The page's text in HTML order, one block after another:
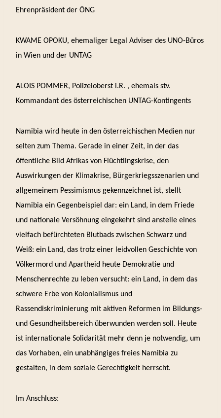
Ehrenpräsident der ÖNG
KWAME OPOKU, ehemaliger Legal Adviser des UNO-Büros
in Wien und der UNTAG
ALOIS POMMER, Polizeioberst i.R. , ehemals stv.
Kommandant des österreichischen UNTAG-Kontingents
Namibia wird heute in den österreichischen Medien nur
selten zum Thema. Gerade in einer Zeit, in der das
öffentliche Bild Afrikas von Flüchtlingskrise, den
Auswirkungen der Klimakrise, Bürgerkriegsszenarien und
allgemeinem Pessimismus gekennzeichnet ist, stellt
Namibia ein Gegenbeispiel dar: ein Land, in dem Friede
und nationale Versöhnung eingekehrt sind anstelle eines
vielfach befürchteten Blutbads zwischen Schwarz und
Weiß: ein Land, das trotz einer leidvollen Geschichte von
Völkermord und Apartheid heute Demokratie und
Menschenrechte zu leben versucht: ein Land, in dem das
schwere Erbe von Kolonialismus und
Rassendiskriminierung mit aktiven Reformen im Bildungs-
und Gesundheitsbereich überwunden werden soll. Heute
ist internationale Solidarität mehr denn je notwendig, um
das Vorhaben, ein unabhängiges freies Namibia zu
gestalten, in dem soziale Gerechtigkeit herrscht.
Im Anschluss: